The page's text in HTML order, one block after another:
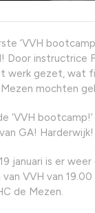
‘VVH
Door instructrice
werk gezet, wat
mochten
‘VVH
GA! Harderwijk!
januari is er
VVH van
de Mezen.